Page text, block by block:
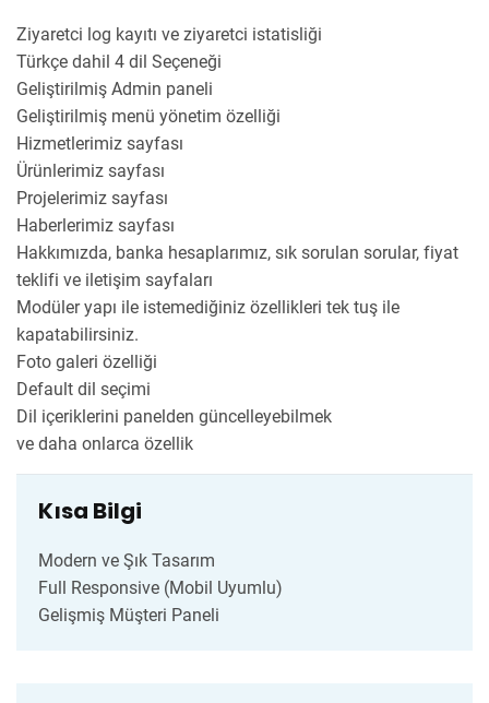
Ziyaretci log kayıtı ve ziyaretci istatisliği
Türkçe dahil 4 dil Seçeneği
Geliştirilmiş Admin paneli
Geliştirilmiş menü yönetim özelliği
Hizmetlerimiz sayfası
Ürünlerimiz sayfası
Projelerimiz sayfası
Haberlerimiz sayfası
Hakkımızda, banka hesaplarımız, sık sorulan sorular, fiyat
teklifi ve iletişim sayfaları
Modüler yapı ile istemediğiniz özellikleri tek tuş ile
kapatabilirsiniz.
Foto galeri özelliği
Default dil seçimi
Dil içeriklerini panelden güncelleyebilmek
ve daha onlarca özellik
Kısa Bilgi
Modern ve Şık Tasarım
Full Responsive (Mobil Uyumlu)
Gelişmiş Müşteri Paneli